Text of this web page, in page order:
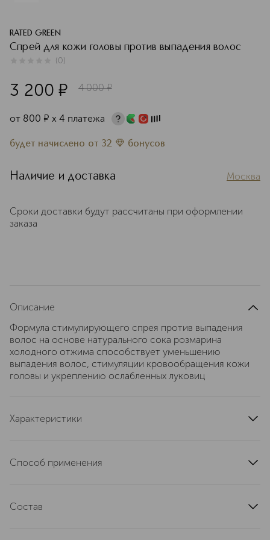
RATED GREEN
Спрей для кожи головы против выпадения волос
(0)
3 200 ¤ 4 000 ¤
от 800 ¤ х 4 платежа
будет начислено от 32 бонусов
Наличие и доставка Москва
Сроки доставки будут рассчитаны при оформлении
заказа
Описание
Формула стимулирующего спрея против выпадения
волос на основе натурального сока розмарина
холодного отжима способствует уменьшению
выпадения волос, стимуляции кровообращения кожи
головы и укреплению ослабленных луковиц
Характеристики
Способ применения
смывания. Подходит для ежедневного применения.
Состав